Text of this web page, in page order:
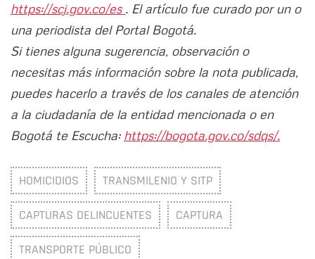
https://scj.gov.co/es . El artículo fue curado por un o
una periodista del Portal Bogotá.
Si tienes alguna sugerencia, observación o
necesitas más información sobre la nota publicada,
puedes hacerlo a través de los canales de atención
a la ciudadanía de la entidad mencionada o en
Bogotá te Escucha: https://bogota.gov.co/sdqs/.
HOMICIDIOS TRANSMILENIO Y SITP
CAPTURAS DELINCUENTES CAPTURA
TRANSPORTE PÚBLICO